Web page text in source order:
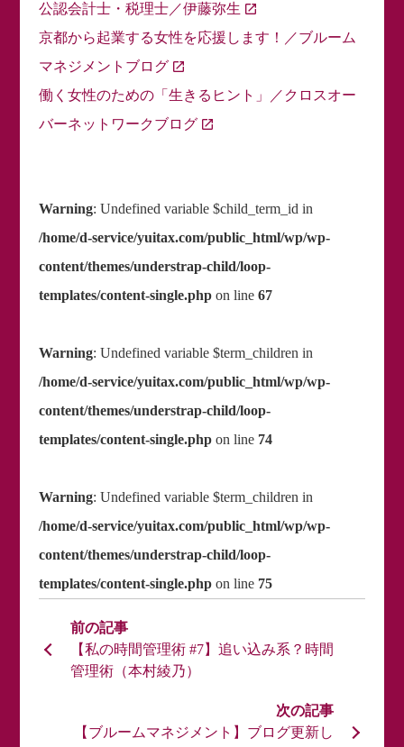
公認会計士・税理士／伊藤弥生
京都から起業する女性を応援します！／ブルーム
マネジメントブログ
働く女性のための「生きるヒント」／クロスオー
バーネットワークブログ
Warning: Undefined variable $child_term_id in
/home/d-service/yuitax.com/public_html/wp/wp-
content/themes/understrap-child/loop-
templates/content-single.phpon line 67
Warning: Undefined variable $term_children in
/home/d-service/yuitax.com/public_html/wp/wp-
content/themes/understrap-child/loop-
templates/content-single.phpon line 74
Warning: Undefined variable $term_children in
/home/d-service/yuitax.com/public_html/wp/wp-
content/themes/understrap-child/loop-
templates/content-single.phpon line 75
【私の時間管理術 #7】追い込み系？時間
管理術（本村綾乃）
【ブルームマネジメント】ブログ更新し